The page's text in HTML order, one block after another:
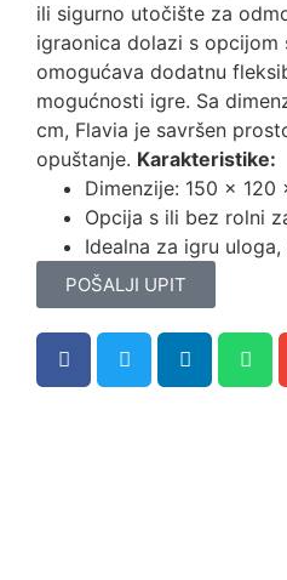
ili sigurno utočište za
igraonica dolazi s opcijom
omogućava dodatnu
mogućnosti igre. Sa
cm, Flavia je savršen
opuštanje. Karakteristike:
Dimenzije: 150 x 120
Opcija s ili bez rolni
Idealna za igru
POŠALJI UPIT